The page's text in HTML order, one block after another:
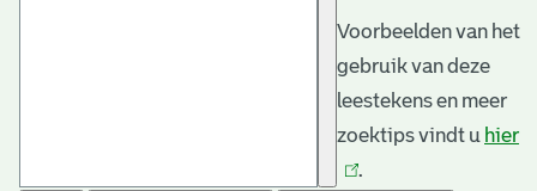
Voorbeelden van het
gebruik van deze
leestekens en meer
zoektips vindt u hier
.